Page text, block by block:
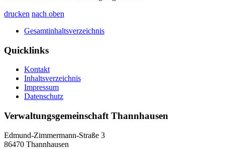
drucken nach oben
Gesamtinhaltsverzeichnis
Quicklinks
Kontakt
Inhaltsverzeichnis
Impressum
Datenschutz
Verwaltungsgemeinschaft Thannhausen
Edmund-Zimmermann-Straße 3
86470 Thannhausen